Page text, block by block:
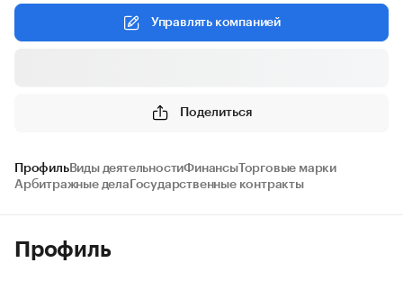
Управлять компанией
Поделиться
ПрофильВиды деятельностиФинансыТорговые марки
Арбитражные дела Государственные контракты
Профиль